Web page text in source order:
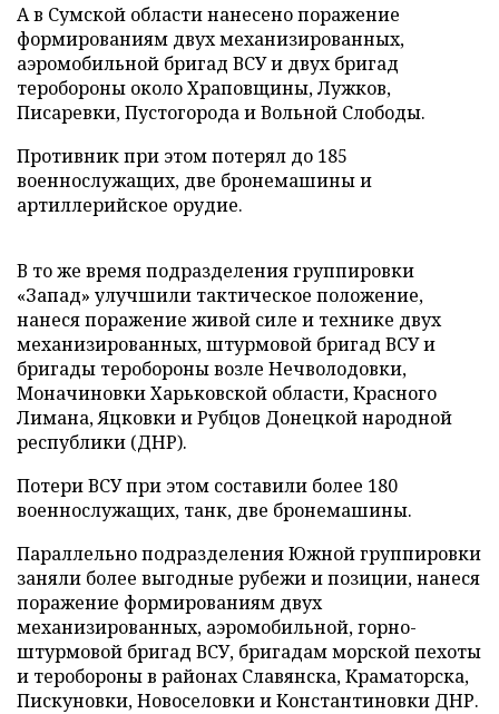
А в Сумской области нанесено поражение
формированиям двух механизированных,
аэромобильной бригад ВСУ и двух бригад
теробороны около Храповщины, Лужков,
Писаревки, Пустогорода и Вольной Слободы.
Противник при этом потерял до 185
военнослужащих, две бронемашины и
артиллерийское орудие.
В то же время подразделения группировки
«Запад» улучшили тактическое положение,
нанеся поражение живой силе и технике двух
механизированных, штурмовой бригад ВСУ и
бригады теробороны возле Нечволодовки,
Моначиновки Харьковской области, Красного
Лимана, Яцковки и Рубцов Донецкой народной
республики (ДНР).
Потери ВСУ при этом составили более 180
военнослужащих, танк, две бронемашины.
Параллельно подразделения Южной группировки
заняли более выгодные рубежи и позиции, нанеся
поражение формированиям двух
механизированных, аэромобильной, горно-
штурмовой бригад ВСУ, бригадам морской пехоты
и теробороны в районах Славянска, Краматорска,
Пискуновки, Новоселовки и Константиновки ДНР.